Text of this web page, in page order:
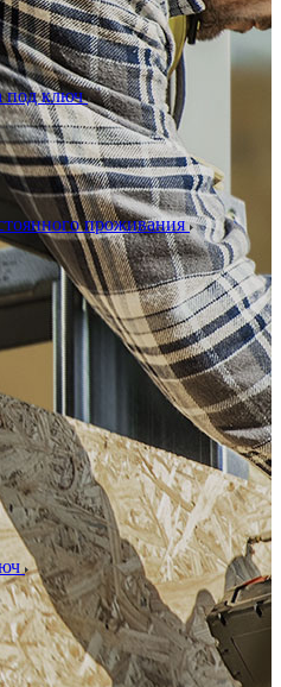
под ключ
проживания